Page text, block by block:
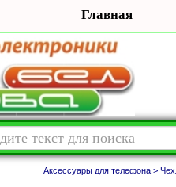
Главная
Аксессуары для телефона >